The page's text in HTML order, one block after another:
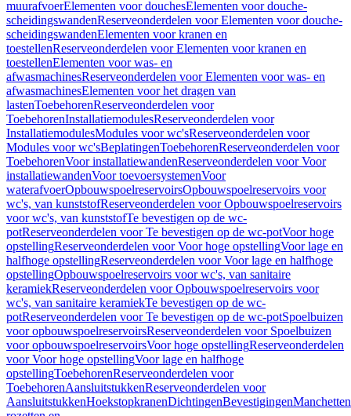
muurafvoerElementen voor douchesElementen voor douche-
scheidingswandenReserveonderdelen voor Elementen voor douche-
scheidingswandenElementen voor kranen en
toestellenReserveonderdelen voor Elementen voor kranen en
toestellenElementen voor was- en
afwasmachinesReserveonderdelen voor Elementen voor was- en
afwasmachinesElementen voor het dragen van
lastenToebehorenReserveonderdelen voor
ToebehorenInstallatiemodulesReserveonderdelen voor
InstallatiemodulesModules voor wc'sReserveonderdelen voor
Modules voor wc'sBeplatingenToebehorenReserveonderdelen voor
ToebehorenVoor installatiewandenReserveonderdelen voor Voor
installatiewandenVoor toevoersystemenVoor
waterafvoerOpbouwspoelreservoirsOpbouwspoelreservoirs voor
wc's, van kunststofReserveonderdelen voor Opbouwspoelreservoirs
voor wc's, van kunststofTe bevestigen op de wc-
potReserveonderdelen voor Te bevestigen op de wc-potVoor hoge
opstellingReserveonderdelen voor Voor hoge opstellingVoor lage en
halfhoge opstellingReserveonderdelen voor Voor lage en halfhoge
opstellingOpbouwspoelreservoirs voor wc's, van sanitaire
keramiekReserveonderdelen voor Opbouwspoelreservoirs voor
wc's, van sanitaire keramiekTe bevestigen op de wc-
potReserveonderdelen voor Te bevestigen op de wc-potSpoelbuizen
voor opbouwspoelreservoirsReserveonderdelen voor Spoelbuizen
voor opbouwspoelreservoirsVoor hoge opstellingReserveonderdelen
voor Voor hoge opstellingVoor lage en halfhoge
opstellingToebehorenReserveonderdelen voor
ToebehorenAansluitstukkenReserveonderdelen voor
AansluitstukkenHoekstopkranenDichtingenBevestigingenManchetten